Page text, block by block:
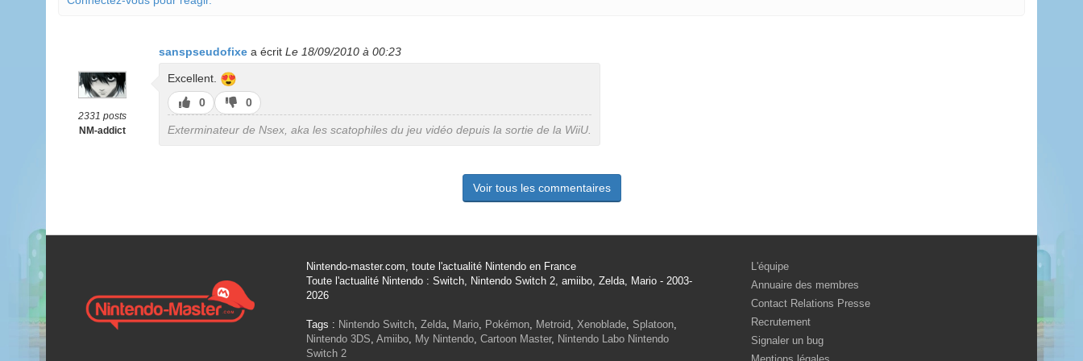
2331 posts
NM-addict
sanspseudofixe a écrit Le 18/09/2010 à 00:23
Excellent. 😍
J’aime
0
J’aime
pas
0
Exterminateur de Nsex, aka les scatophiles du jeu vidéo depuis la sortie de la WiiU.
Voir tous les commentaires
Nintendo-master.com, toute l'actualité Nintendo en France
Toute l'actualité Nintendo : Switch, Nintendo Switch 2, amiibo, Zelda, Mario - 2003-
2026
Tags : Nintendo Switch, Zelda, Mario, Pokémon, Metroid, Xenoblade, Splatoon,
Nintendo 3DS, Amiibo, My Nintendo, Cartoon Master, Nintendo Labo Nintendo
Switch 2
L'équipe
Annuaire des membres
Contact Relations Presse
Recrutement
Signaler un bug